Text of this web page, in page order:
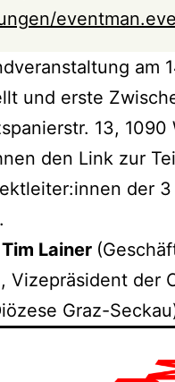
am
und erste
13,
den Link zur
der
Tim Lainer
Vizepräsident der
Graz-